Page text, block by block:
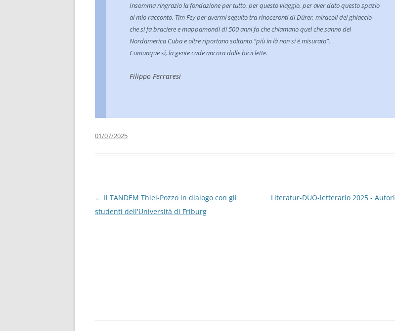
Insomma ringrazio la fondazione per tutto, per questo viaggio, per aver dato questo spazio
al mio racconto, Tim Fey per avermi seguito tra rinoceronti di Dürer, miracoli del ghiaccio
che si fa braciere e mappamondi di 500 anni fa che chiamano quel che sanno del
Nordamerica Cuba e oltre riportano soltanto “più in là non si è misurato”.
Comunque sì, la gente cade ancora dalle biciclette.
Filippo Ferraresi
01/07/2025
Navigazione
articolo
← Il TANDEM Thiel-Pozzo in dialogo con gli
studenti dell'Università di Friburg
Literatur-DUO-letterario 2025 - Autori